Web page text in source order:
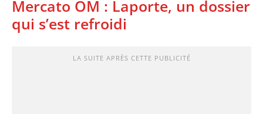
Mercato OM : Laporte, un dossier
qui s’est refroidi
LA SUITE APRÈS CETTE PUBLICITÉ